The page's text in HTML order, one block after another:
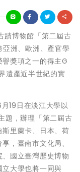
蹟博物館「第二屆古
洲、歐洲、產官學
獎項之一的得主G
遺產近半世紀的實
19日在淡江大學以
題，辦理「第二屆古
里蘭卡、日本、荷
，臺南市文化局、
國立臺灣歷史博物
大學也將一同與